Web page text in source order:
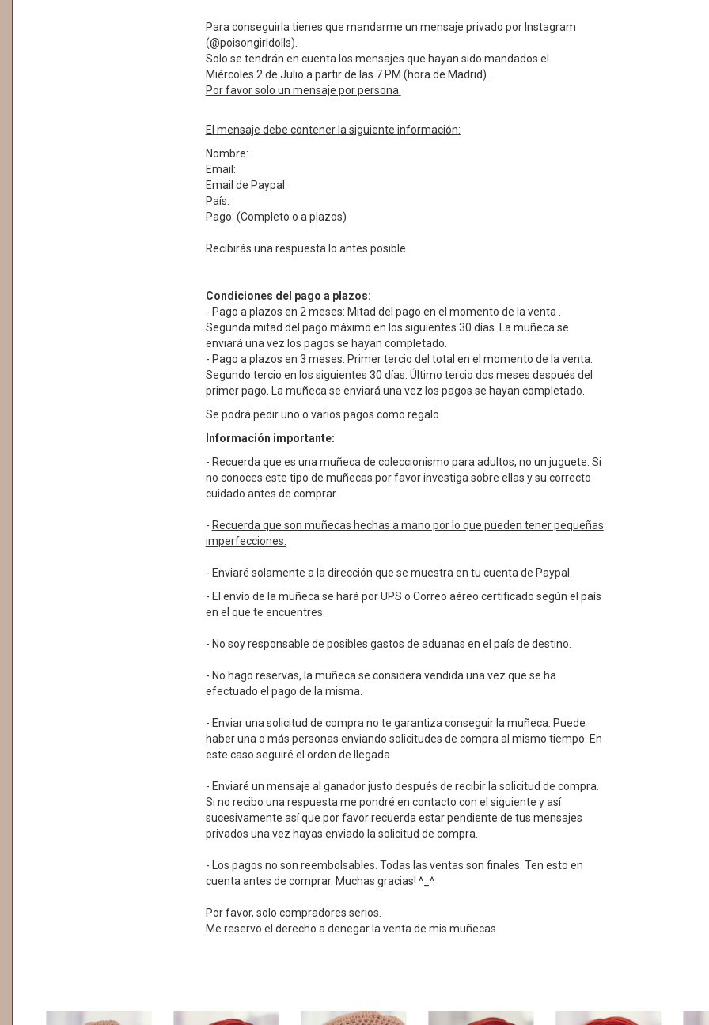
Para conseguirla tienes que mandarme un mensaje privado por Instagram
(@poisongirldolls).
Solo se tendrán en cuenta los mensajes que hayan sido mandados el
Miércoles 2 de Julio a partir de las 7 PM (hora de Madrid).
Por favor solo un mensaje por persona.
El mensaje debe contener la siguiente información:
Nombre:
Email:
Email de Paypal:
País:
Pago: (Completo o a plazos)
Recibirás una respuesta lo antes posible.
Condiciones del pago a plazos:
- Pago a plazos en 2 meses: Mitad del pago en el momento de la venta .
Segunda mitad del pago máximo en los siguientes 30 días. La muñeca se
enviará una vez los pagos se hayan completado.
- Pago a plazos en 3 meses: Primer tercio del total en el momento de la venta.
Segundo tercio en los siguientes 30 días. Último tercio dos meses después del
primer pago. La muñeca se enviará una vez los pagos se hayan completado.
Se podrá pedir uno o varios pagos como regalo.
Información importante:
- Recuerda que es una muñeca de coleccionismo para adultos, no un juguete. Si
no conoces este tipo de muñecas por favor investiga sobre ellas y su correcto
cuidado antes de comprar.
- Recuerda que son muñecas hechas a mano por lo que pueden tener pequeñas
imperfecciones.
- Enviaré solamente a la dirección que se muestra en tu cuenta de Paypal.
- El envío de la muñeca se hará por UPS o Correo aéreo certificado según el país
en el que te encuentres.
- No soy responsable de posibles gastos de aduanas en el país de destino.
- No hago reservas, la muñeca se considera vendida una vez que se ha
efectuado el pago de la misma.
- Enviar una solicitud de compra no te garantiza conseguir la muñeca. Puede
haber una o más personas enviando solicitudes de compra al mismo tiempo. En
este caso seguiré el orden de llegada.
- Enviaré un mensaje al ganador justo después de recibir la solicitud de compra.
Si no recibo una respuesta me pondré en contacto con el siguiente y así
sucesivamente así que por favor recuerda estar pendiente de tus mensajes
privados una vez hayas enviado la solicitud de compra.
- Los pagos no son reembolsables. Todas las ventas son finales. Ten esto en
cuenta antes de comprar. Muchas gracias! ^_^
Por favor, solo compradores serios.
Me reservo el derecho a denegar la venta de mis muñecas.